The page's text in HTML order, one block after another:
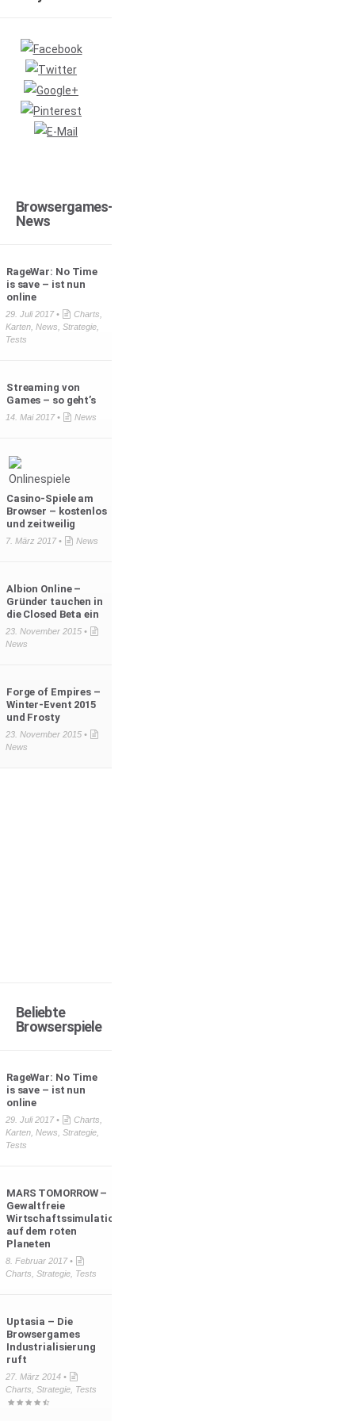
Browsergames-
News
RageWar: No Time
is save – ist nun
online
29. Juli 2017 • Charts
Karten, News Strategie,
Tests
Streaming von
Games – so geht’s
14. Mai 2017 • News
Casino-Spiele am
Browser – kostenlos
und zeitweilig
7. März 2017 • News
Albion Online –
Gründer tauchen in
die Closed Beta ein
23. November 2015 •
News
Forge of Empires –
Winter-Event 2015
und Frosty
23. November 2015 •
News
Beliebte
Browserspiele
RageWar: No Time
is save – ist nun
online
29. Juli 2017 • Charts
Karten, News Strategie,
Tests
MARS TOMORROW –
Gewaltfreie
Wirtschaftssimulation
auf dem roten
Planeten
8. Februar 2017 •
Charts Strategie, Tests
Uptasia – Die
Browsergames
Industrialisierung
ruft
27. März 2014 •
Charts Strategie, Tests